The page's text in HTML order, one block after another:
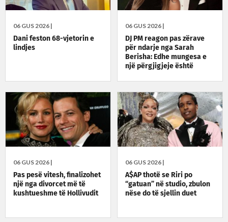
06 GUS 2026 |
Dani feston 68-vjetorin e
lindjes
06 GUS 2026 |
DJ PM reagon pas zërave
për ndarje nga Sarah
Berisha: Edhe mungesa e
një përgjigjeje është
06 GUS 2026 |
Pas pesë vitesh, finalizohet
një nga divorcet më të
kushtueshme të Hollivudit
06 GUS 2026 |
A$AP thotë se Riri po
“gatuan” në studio, zbulon
nëse do të sjellin duet